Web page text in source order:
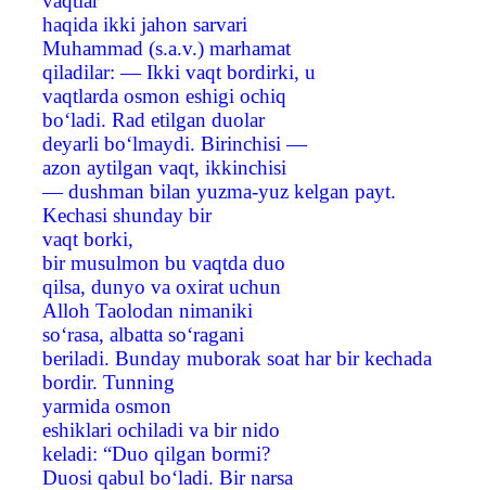
haqida ikki jahon sarvari
Muhammad (s.a.v.) marhamat
qiladilar: — Ikki vaqt bordirki, u
vaqtlarda osmon eshigi ochiq
bo‘ladi. Rad etilgan duolar
deyarli bo‘lmaydi. Birinchisi —
azon aytilgan vaqt, ikkinchisi
— dushman bilan yuzma-yuz kelgan payt.
Kechasi shunday bir
vaqt borki,
bir musulmon bu vaqtda duo
qilsa, dunyo va oxirat uchun
Alloh Taolodan nimaniki
so‘rasa, albatta so‘ragani
beriladi. Bunday muborak soat har bir kechada
bordir. Tunning
yarmida osmon
eshiklari ochiladi va bir nido
keladi: “Duo qilgan bormi?
Duosi qabul bo‘ladi. Bir narsa